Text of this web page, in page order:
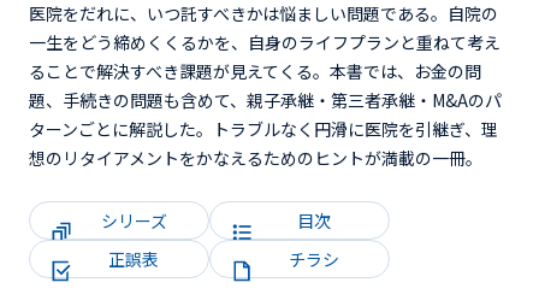
医院をだれに、いつ託すべきかは悩ましい問題である。自院の
一生をどう締めくくるかを、自身のライフプランと重ねて考え
ることで解決すべき課題が見えてくる。本書では、お金の問
題、手続きの問題も含めて、親子承継・第三者承継・M&Aのパ
ターンごとに解説した。トラブルなく円滑に医院を引継ぎ、理
想のリタイアメントをかなえるためのヒントが満載の一冊。
シリーズ
目次
正誤表
チラシ